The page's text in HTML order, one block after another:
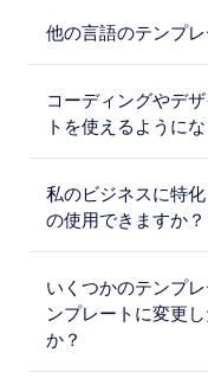
他の言語のテンプ
コーディングやデ
トを使えるように
私のビジネスに特
の使用できますか？
いくつかのテンプ
ンプレートに変更
か？